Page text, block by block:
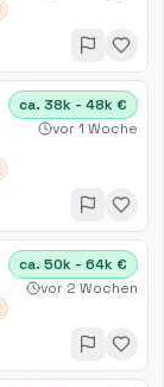
ca. 38k - 48k €
vor 1 Woche
ca. 50k - 64k €
vor 2 Wochen